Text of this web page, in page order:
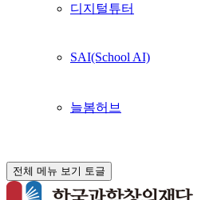
디지털튜터
SAI(School AI)
늘봄허브
전체 메뉴 보기 토글